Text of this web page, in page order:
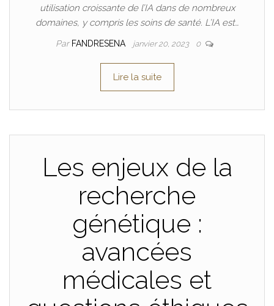
utilisation croissante de l’IA dans de nombreux
domaines, y compris les soins de santé. L’IA est…
Par FANDRESENA janvier 20, 2023 0
Lire la suite
Les enjeux de la
recherche
génétique :
avancées
médicales et